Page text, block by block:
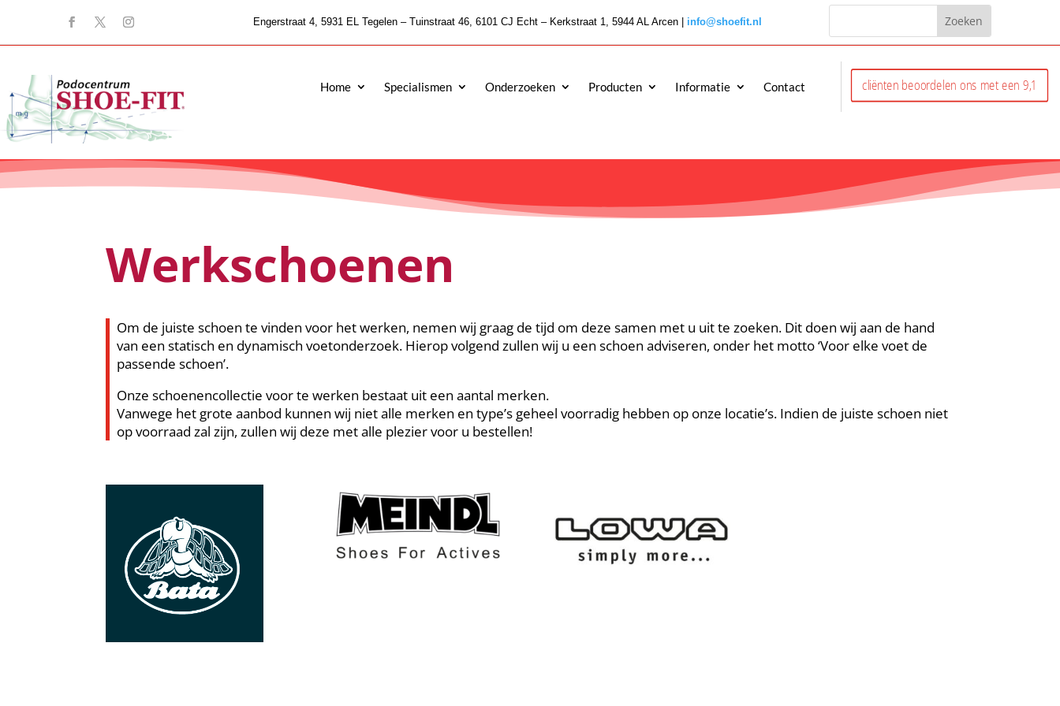
Engerstraat 4, 5931 EL Tegelen – Tuinstraat 46, 6101 CJ Echt – Kerkstraat 1, 5944 AL Arcen | info@shoefit.nl
Home Specialismen Onderzoeken Producten Informatie Contact cliënten beoordelen ons met een 9,1
Werkschoenen
Om de juiste schoen te vinden voor het werken, nemen wij graag de tijd om deze samen met u uit te zoeken. Dit doen wij aan de hand
van een statisch en dynamisch voetonderzoek. Hierop volgend zullen wij u een schoen adviseren, onder het motto ‘Voor elke voet de
passende schoen’.
Onze schoenencollectie voor te werken bestaat uit een aantal merken.
Vanwege het grote aanbod kunnen wij niet alle merken en type’s geheel voorradig hebben op onze locatie’s. Indien de juiste schoen niet
op voorraad zal zijn, zullen wij deze met alle plezier voor u bestellen!